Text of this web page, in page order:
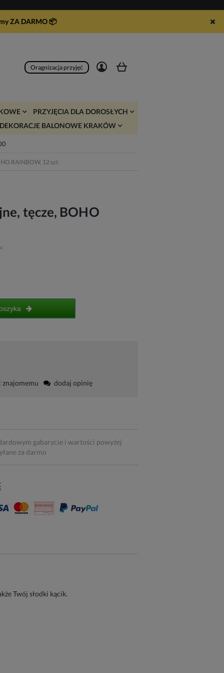
ZA DARMO📦
Oragnizacja przyjęć
PRZYJĘCIA DLA DOROSŁYCH
DEKORACJE BALONOWE KRAKÓW
RAINBOW, 12 szt.
tęcze, BOHO
znajomemu dodaj opinię
gabarycie i wartości powyżej
za darmo
Twój słodki kącik.